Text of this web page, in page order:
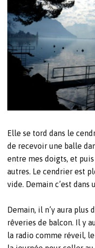
Elle se tord dans le
de recevoir une balle
entre mes doigts, et
autres. Le cendrier est
vide. Demain c’est dans
Demain, il n’y aura plus
rêveries de balcon. Il y
la radio comme réveil,